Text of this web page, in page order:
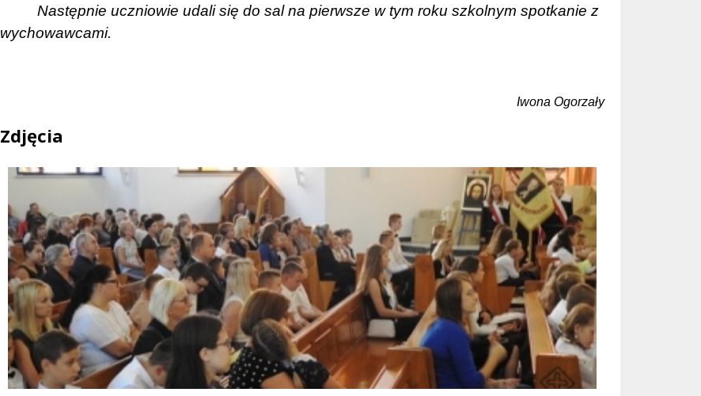
Następnie uczniowie udali się do sal na pierwsze w tym roku szkolnym spotkanie z
wychowawcami.
Iwona Ogorzały
Zdjęcia